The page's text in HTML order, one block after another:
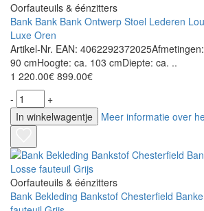
Oorfauteuils & éénzitters
Bank Bank Bank Ontwerp Stoel Lederen
Luxe Oren
Artikel-Nr. EAN:
90 cmHoogte: ca. 103 cmDiepte: ca. ..
1 220.00€ 899.00€
-
+
In winkelwagentje
Meer informatie over
Oorfauteuils & éénzitters
Bank Bekleding Bankstof Chesterfield